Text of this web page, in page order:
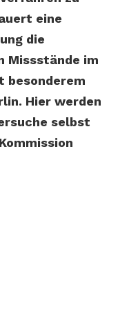
eine
die
Missstände im
besonderem
Hier werden
selbst